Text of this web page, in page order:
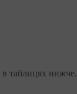
в таблицях нижче.